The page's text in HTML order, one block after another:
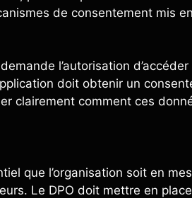
de consentement mis
l’autorisation d’accéder
doit obtenir un
clairement comment ces
que l’organisation soit en
Le DPO doit mettre en